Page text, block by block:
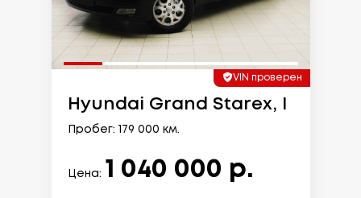
VIN проверен
Hyundai Grand Starex, I
Пробег: 179 000 км.
Цена: 1 040 000 р.